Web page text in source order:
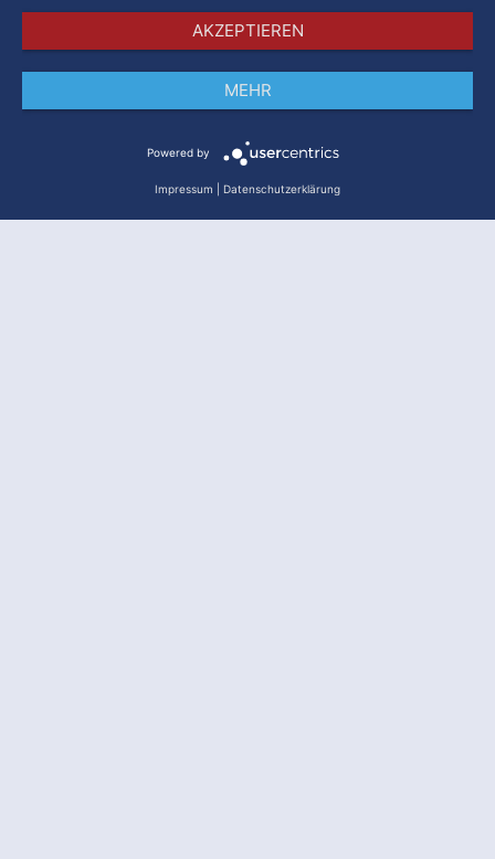
Datenschutz
AKZEPTIEREN
MEHR
Powered by
Impressum Datenschutzerklärung